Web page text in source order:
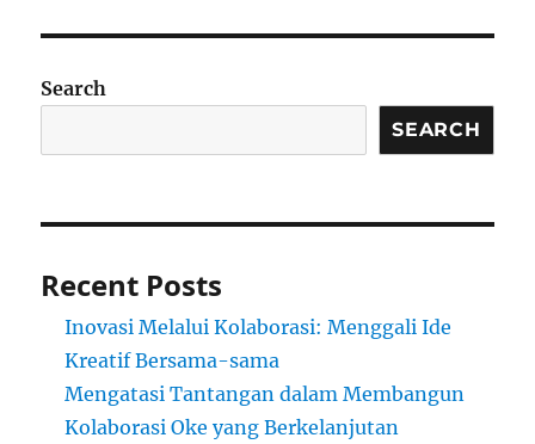
Search
SEARCH
Recent Posts
Inovasi Melalui Kolaborasi: Menggali Ide
Kreatif Bersama-sama
Mengatasi Tantangan dalam Membangun
Kolaborasi Oke yang Berkelanjutan